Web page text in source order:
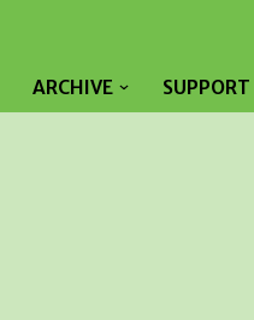
ARCHIVE SUPPORT